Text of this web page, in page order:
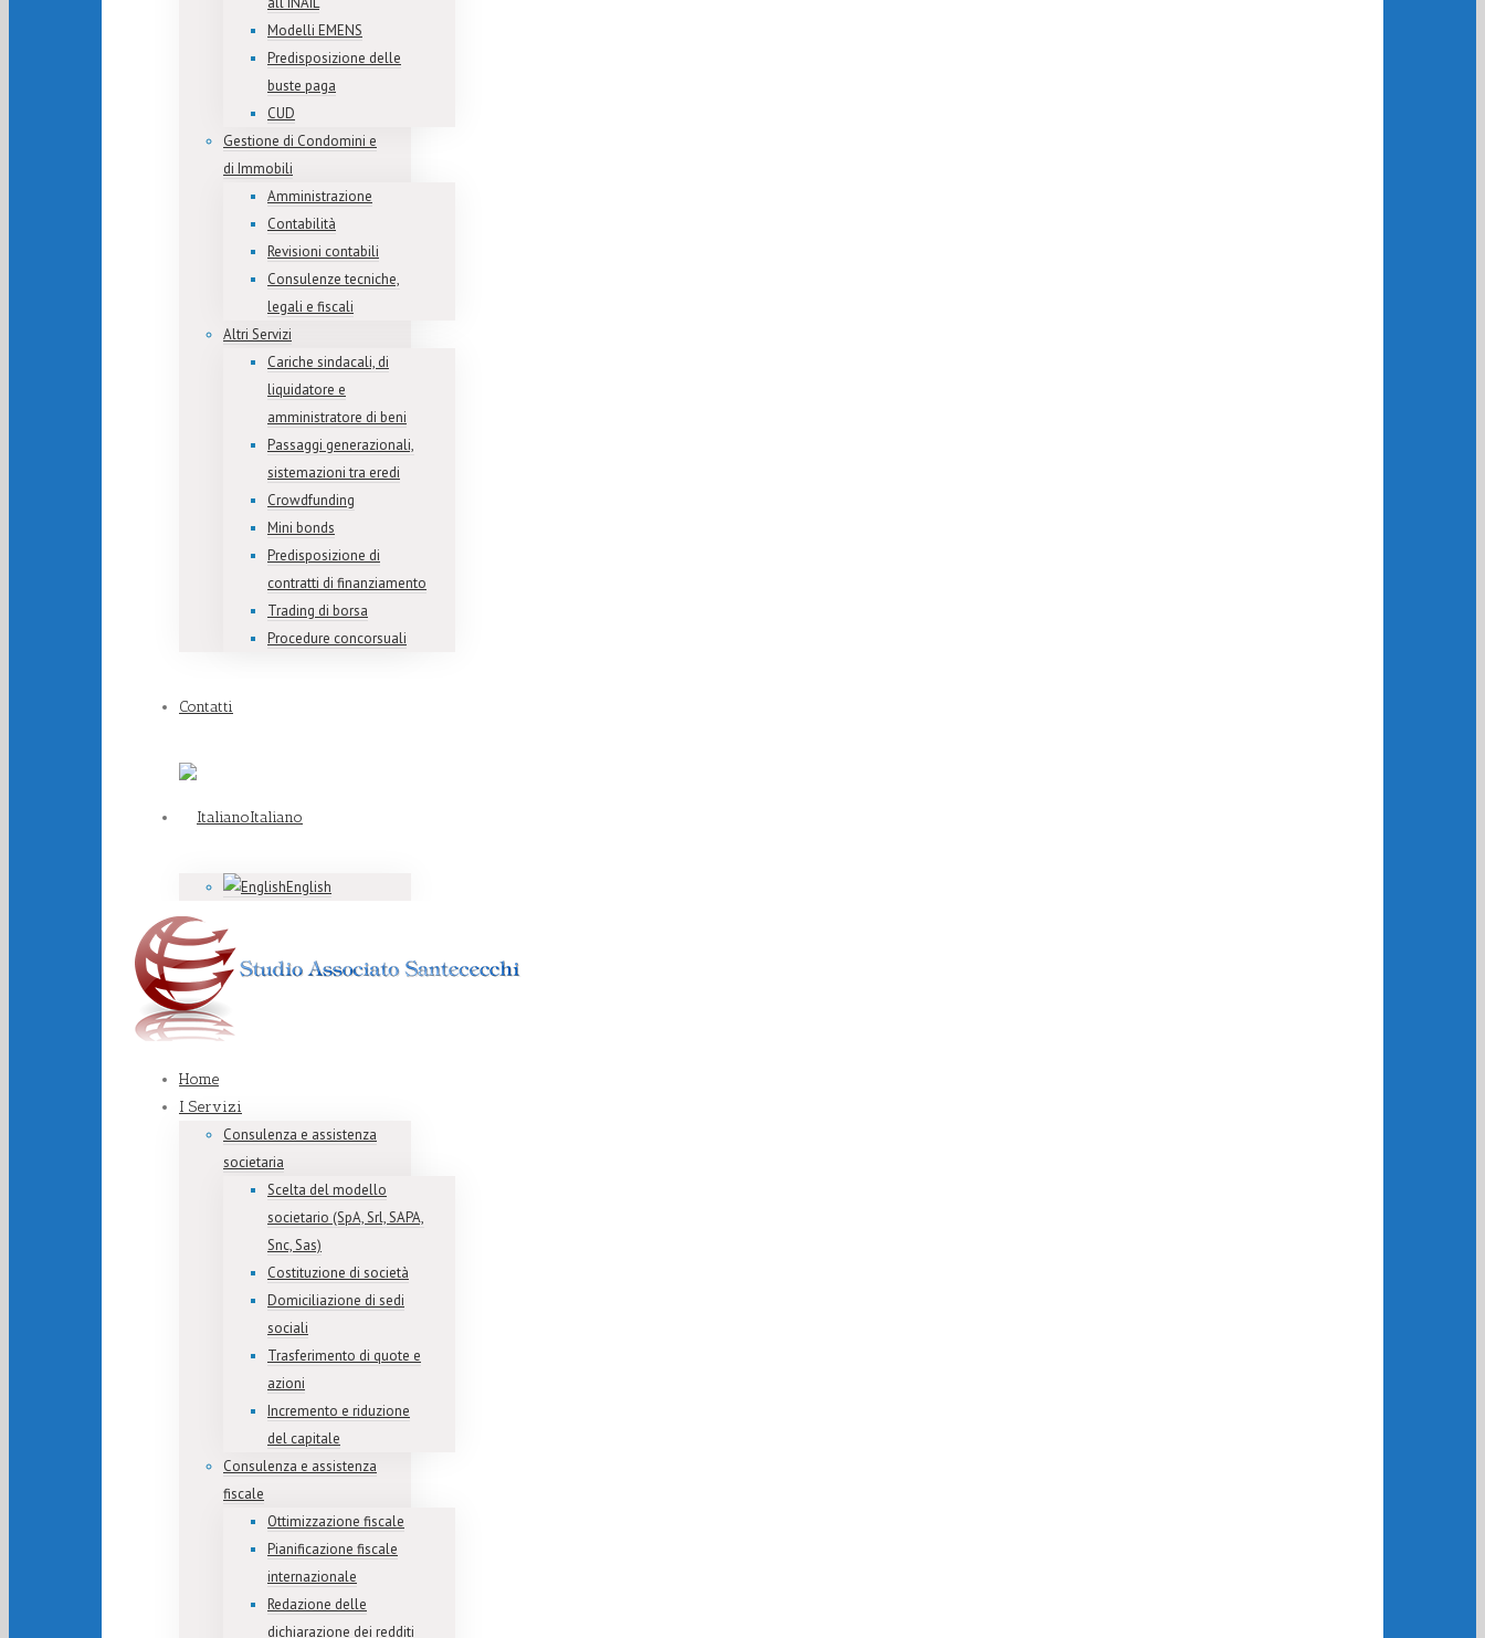
Modelli EMENS
Predisposizione delle
buste paga
CUD
Gestione di Condomini e
di Immobili
Amministrazione
Contabilità
Revisioni contabili
Consulenze tecniche,
legali e fiscali
Altri Servizi
Cariche sindacali, di
liquidatore e
amministratore di beni
Passaggi generazionali,
sistemazioni tra eredi
Crowdfunding
Mini bonds
Predisposizione di
contratti di finanziamento
Trading di borsa
Procedure concorsuali
Contatti
Italiano
English
Home
I Servizi
Consulenza e assistenza
societaria
Scelta del modello
societario (SpA, Srl, SAPA,
Snc, Sas)
Costituzione di società
Domiciliazione di sedi
sociali
Trasferimento di quote e
azioni
Incremento e riduzione
del capitale
Consulenza e assistenza
fiscale
Ottimizzazione fiscale
Pianificazione fiscale
internazionale
Redazione delle
dichiarazione dei redditi